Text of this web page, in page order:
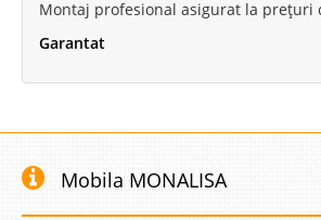
Montaj profesional asigurat la prețuri
Garantat
Mobila MONALISA